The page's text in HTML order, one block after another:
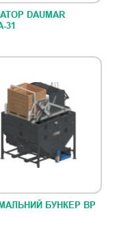
DAUMAR
31
БУНКЕР ВР